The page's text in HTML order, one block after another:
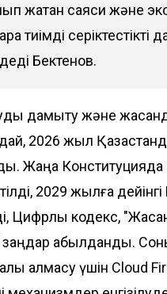
жатқан саяси және
тиімді серіктестікті
Бектенов.
дамыту және жасанды
2026 жыл
Жаңа Конституцияда
2029 жылға
Цифрлық кодекс,
заңдар қабылданды.
алмасу үшін Cloud